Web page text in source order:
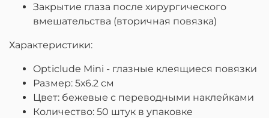
Закрытие глаза после хирургического
вмешательства (вторичная повязка)
Характеристики:
Opticlude Mini - глазные клеящиеся повязки
Размер: 5х6.2 cм
Цвет: бежевые с переводными наклейками
Количество: 50 штук в упаковке